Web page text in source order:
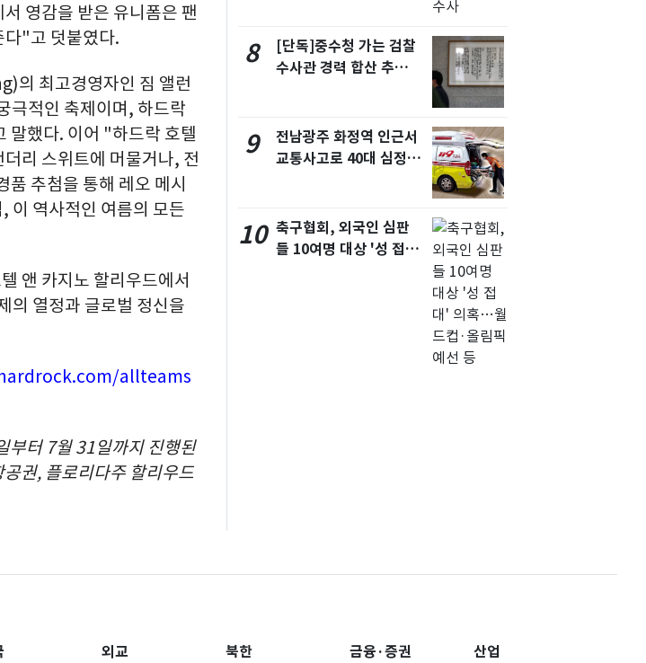
영감을 받은 유니폼은 팬
다"고 덧붙였다.
의 최고경영자인 짐 앨런
극적인 축제이며, 하드락
말했다. 이어 "하드락 호텔
리 스위트에 머물거나, 전
추첨을 통해 레오 메시
이 역사적인 여름의 모든
앤 카지노 할리우드에서
의 열정과 글로벌 정신을
allteams
부터 7월 31일까지 진행된
권, 플로리다주 할리우드
8
[단독]중수청 가는 검찰
수사관 경력 합산 추
9
전남광주 화정역 인근서
교통사고로 40대 심정
10 축구협회, 외국인 심판
들 10여명 대상 '성 접
외교 북한 금융·증권 산업